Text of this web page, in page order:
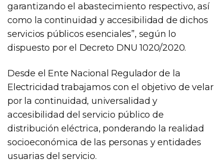
garantizando el abastecimiento respectivo, así
como la continuidad y accesibilidad de dichos
servicios públicos esenciales”, según lo
dispuesto por el Decreto DNU 1020/2020.
Desde el Ente Nacional Regulador de la
Electricidad trabajamos con el objetivo de velar
por la continuidad, universalidad y
accesibilidad del servicio público de
distribución eléctrica, ponderando la realidad
socioeconómica de las personas y entidades
usuarias del servicio.